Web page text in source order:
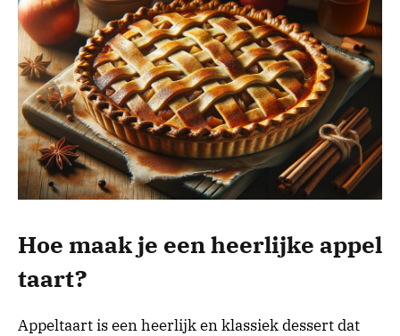
Hoe maak je een heerlijke appel
taart?
Appeltaart is een heerlijk en klassiek dessert dat